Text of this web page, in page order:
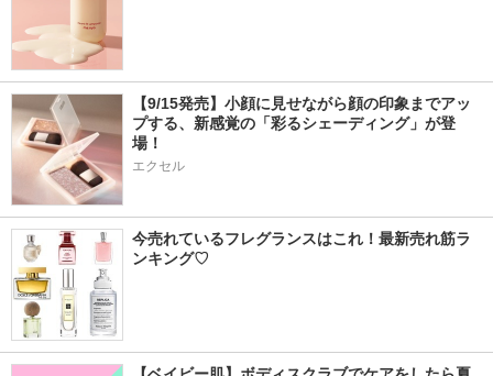
【9/15発売】小顔に見せながら顔の印象までアッ
プする、新感覚の「彩るシェーディング」が登
場！
エクセル
今売れているフレグランスはこれ！最新売れ筋ラ
ンキング♡